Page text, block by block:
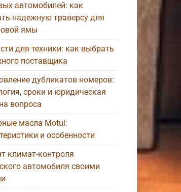
автомобилей: как
надежную траверсу для
ямы
для техники: как выбрать
поставщика
дубликатов номеров:
сроки и юридическая
вопроса
масла Motul:
и особенности
климат-контроля
автомобиля своими